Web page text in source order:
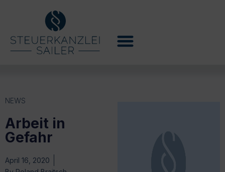
NEWS
Arbeit in
Gefahr
April 16, 2020